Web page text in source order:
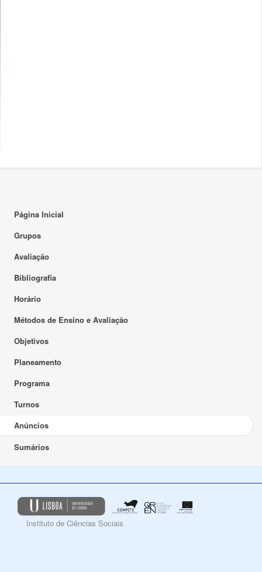
Página Inicial
Grupos
Avaliação
Bibliografia
Horário
Métodos de Ensino e Avaliação
Objetivos
Planeamento
Programa
Turnos
Anúncios
Sumários
Instituto de Ciências Sociais